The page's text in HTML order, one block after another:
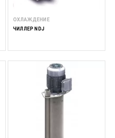
ОХЛАЖДЕНИЕ
ЧИЛЛЕР NDJ